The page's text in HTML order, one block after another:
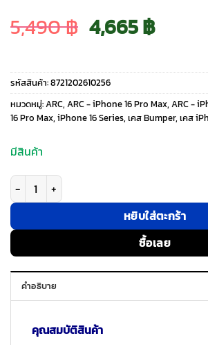
5,490฿ Original
price
was:
4,665฿Current
price
is:
รหัสสินค้า:8721202610256
หมวดหมู่:ARC, ARC - iPhone 16 Pro Max, ARC -
16 Pro Max, iPhone 16 Series, เคส Bumper, เคส
มีสินค้า
จำนวน Arc รุ่น Pulse Aluminum - เคส iPhone
หยิบใส่ตะกร้า
ซื้อเลย
คำอธิบาย
คุณสมบัติสินค้า